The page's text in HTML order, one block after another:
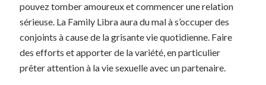
pouvez tomber amoureux et commencer une relation
sérieuse. La Family Libra aura du mal à s’occuper des
conjoints à cause de la grisante vie quotidienne. Faire
des efforts et apporter de la variété, en particulier
prêter attention à la vie sexuelle avec un partenaire.